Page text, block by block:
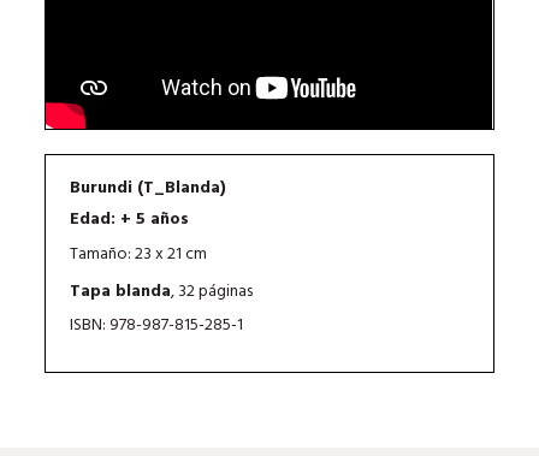
Burundi (T_Blanda)
Edad: + 5 años
Tamaño: 23 x 21 cm
Tapa blanda, 32 páginas
ISBN: 978-987-815-285-1